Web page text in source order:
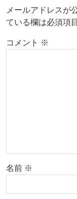
メールアドレスが
ている欄は必須項
コメント ※
名前 ※